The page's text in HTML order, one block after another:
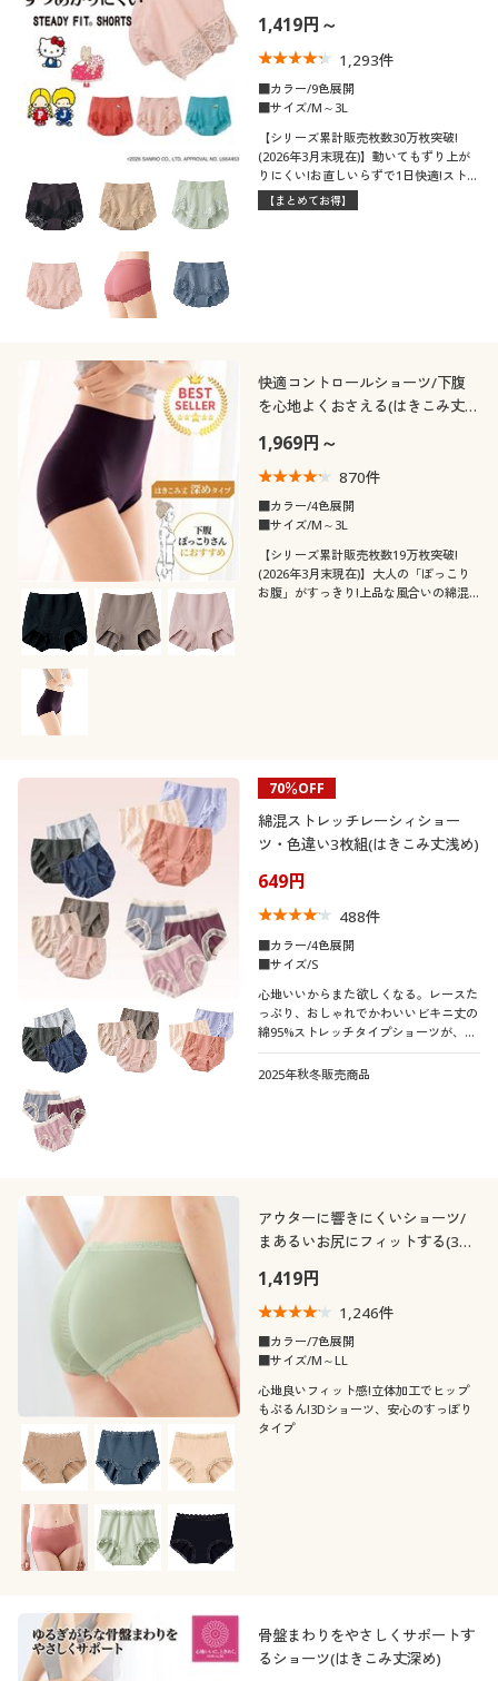
1,419円～
1,293件
■カラー/9色展開
■サイズ/M～3L
【シリーズ累計販売枚数30万枚突破!
(2026年3月末現在)】動いてもずり上が
りにくい!お直しいらずで1日快適!ストレ
ッチレース仕様の定番ショーツ
【まとめてお得】
快適コントロールショーツ/下腹
を心地よくおさえる(はきこみ丈深
1,969円～
870件
■カラー/4色展開
■サイズ/M～3L
【シリーズ累計販売枚数19万枚突破!
(2026年3月末現在)】大人の「ぽっこり
お腹」がすっきり!上品な風合いの綿混
70％OFF
綿混ストレッチレーシィショー
ツ・色違い3枚組(はきこみ丈浅め)
649円
488件
■カラー/4色展開
■サイズ/S
心地いいからまた欲しくなる。レースた
っぷり、おしゃれでかわいいビキニ丈の
綿95%ストレッチタイプショーツが、デ
イリー使いにうれしい色違い3枚組で!★
人気のEC-391・EC-393が3枚組にリニュ
2025年秋冬販売商品
アウターに響きにくいショーツ/
まあるいお尻にフィットする(3D
1,419円
1,246件
■カラー/7色展開
■サイズ/M～LL
心地良いフィット感!立体加工でヒップ
もぷるん!3Dショーツ、安心のすっぽり
タイプ
骨盤まわりをやさしくサポートす
るショーツ(はきこみ丈深め)